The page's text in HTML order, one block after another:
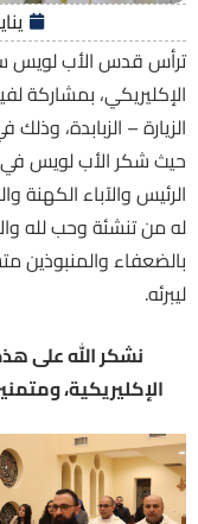
يناير
ترأس قدس الأب لويس
الإكليريكي، بمشاركة
حيث شكر الأب لويس في
الرئيس والآباء الكهنة
له من تنشئة وحب لله
بالضعفاء والمنبوذين
ليبرئه.
نشكر الله على
الإكليريكية،